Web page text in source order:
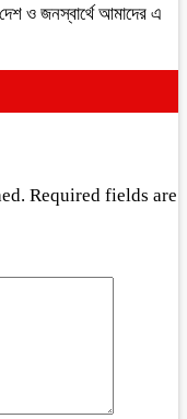
ও জনস্বার্থে আমাদের এ
Required fields are